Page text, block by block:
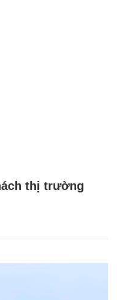
thị trường